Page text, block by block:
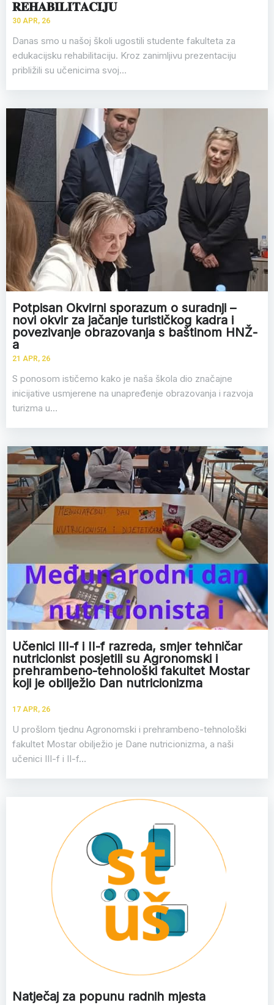
𝐑𝐄𝐇𝐀𝐁𝐈𝐋𝐈𝐓𝐀𝐂𝐈𝐉𝐔
30 APR, 26
Danas smo u našoj školi ugostili studente fakulteta za
edukacijsku rehabilitaciju. Kroz zanimljivu prezentaciju
približili su učenicima svoj…
Potpisan Okvirni sporazum o suradnji –
novi okvir za jačanje turističkog kadra i
povezivanje obrazovanja s baštinom HNŽ-
a
21 APR, 26
S ponosom ističemo kako je naša škola dio značajne
inicijative usmjerene na unapređenje obrazovanja i razvoja
turizma u…
Učenici III-f i II-f razreda, smjer tehničar
nutricionist posjetili su Agronomski i
prehrambeno-tehnološki fakultet Mostar
koji je obilježio Dan nutricionizma
17 APR, 26
U prošlom tjednu Agronomski i prehrambeno-tehnološki
fakultet Mostar obilježio je Dane nutricionizma, a naši
učenici III-f i II-f…
Natječaj za popunu radnih mjesta